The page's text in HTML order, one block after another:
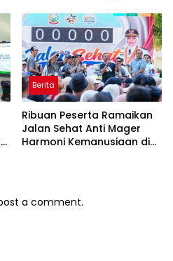
Berita
Ribuan Peserta Ramaikan
Jalan Sehat Anti Mager
Harmoni Kemanusiaan di
a comment.